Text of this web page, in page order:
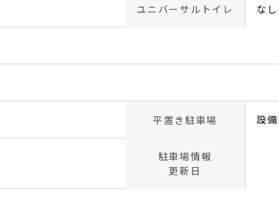
ユニバーサルトイレ なし
平置き駐車場 設
駐車場情報
更新日